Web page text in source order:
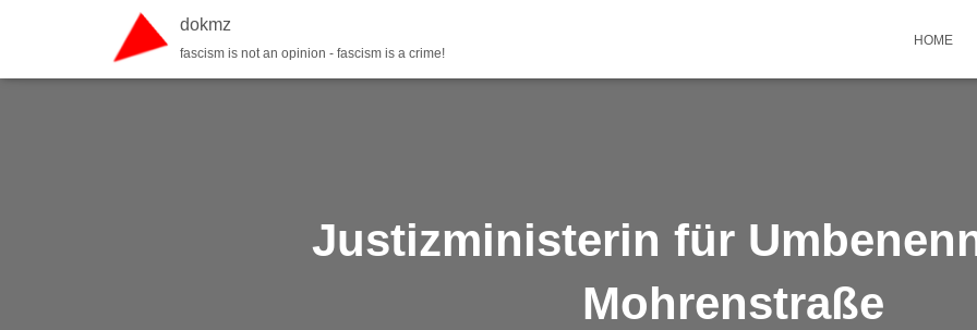
dokmz
fascism is not an opinion - fascism is a crime!
HOME
Justizministerin für
Mohrenstraße